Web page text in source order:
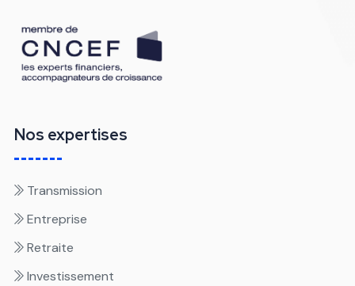
Nos expertises
Transmission
Entreprise
Retraite
Investissement